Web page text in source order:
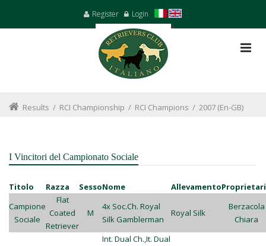
Register Login
Results / RCI Championship / RCI Champions / 2007 (en-GB)
I Vincitori del Campionato Sociale
Titolo Razza SessoNome Allevamento
Campione
Sociale
Flat
Coated
Retriever
M
4x Soc.Ch. Royal
Silk Gamblerman
Royal Silk
Berzacola
Chiara
Int. Dual Ch.,It. Dual